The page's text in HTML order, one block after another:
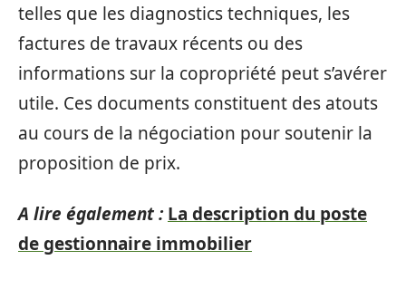
telles que les diagnostics techniques, les
factures de travaux récents ou des
informations sur la copropriété peut s’avérer
utile. Ces documents constituent des atouts
au cours de la négociation pour soutenir la
proposition de prix.
A lire également : La description du poste
de gestionnaire immobilier